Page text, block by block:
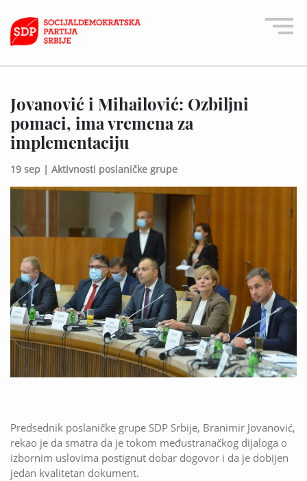
Jovanović i Mihailović: Ozbiljni
pomaci, ima vremena za
implementaciju
19 sep | Aktivnosti poslaničke grupe
Predsednik poslaničke grupe SDP Srbije, Branimir Jovanović,
rekao je da smatra da je tokom međustranačkog dijaloga o
izbornim uslovima postignut dobar dogovor i da je dobijen
jedan kvalitetan dokument.